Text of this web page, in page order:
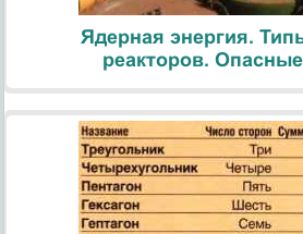
Ядерная энергия.
реакторов.